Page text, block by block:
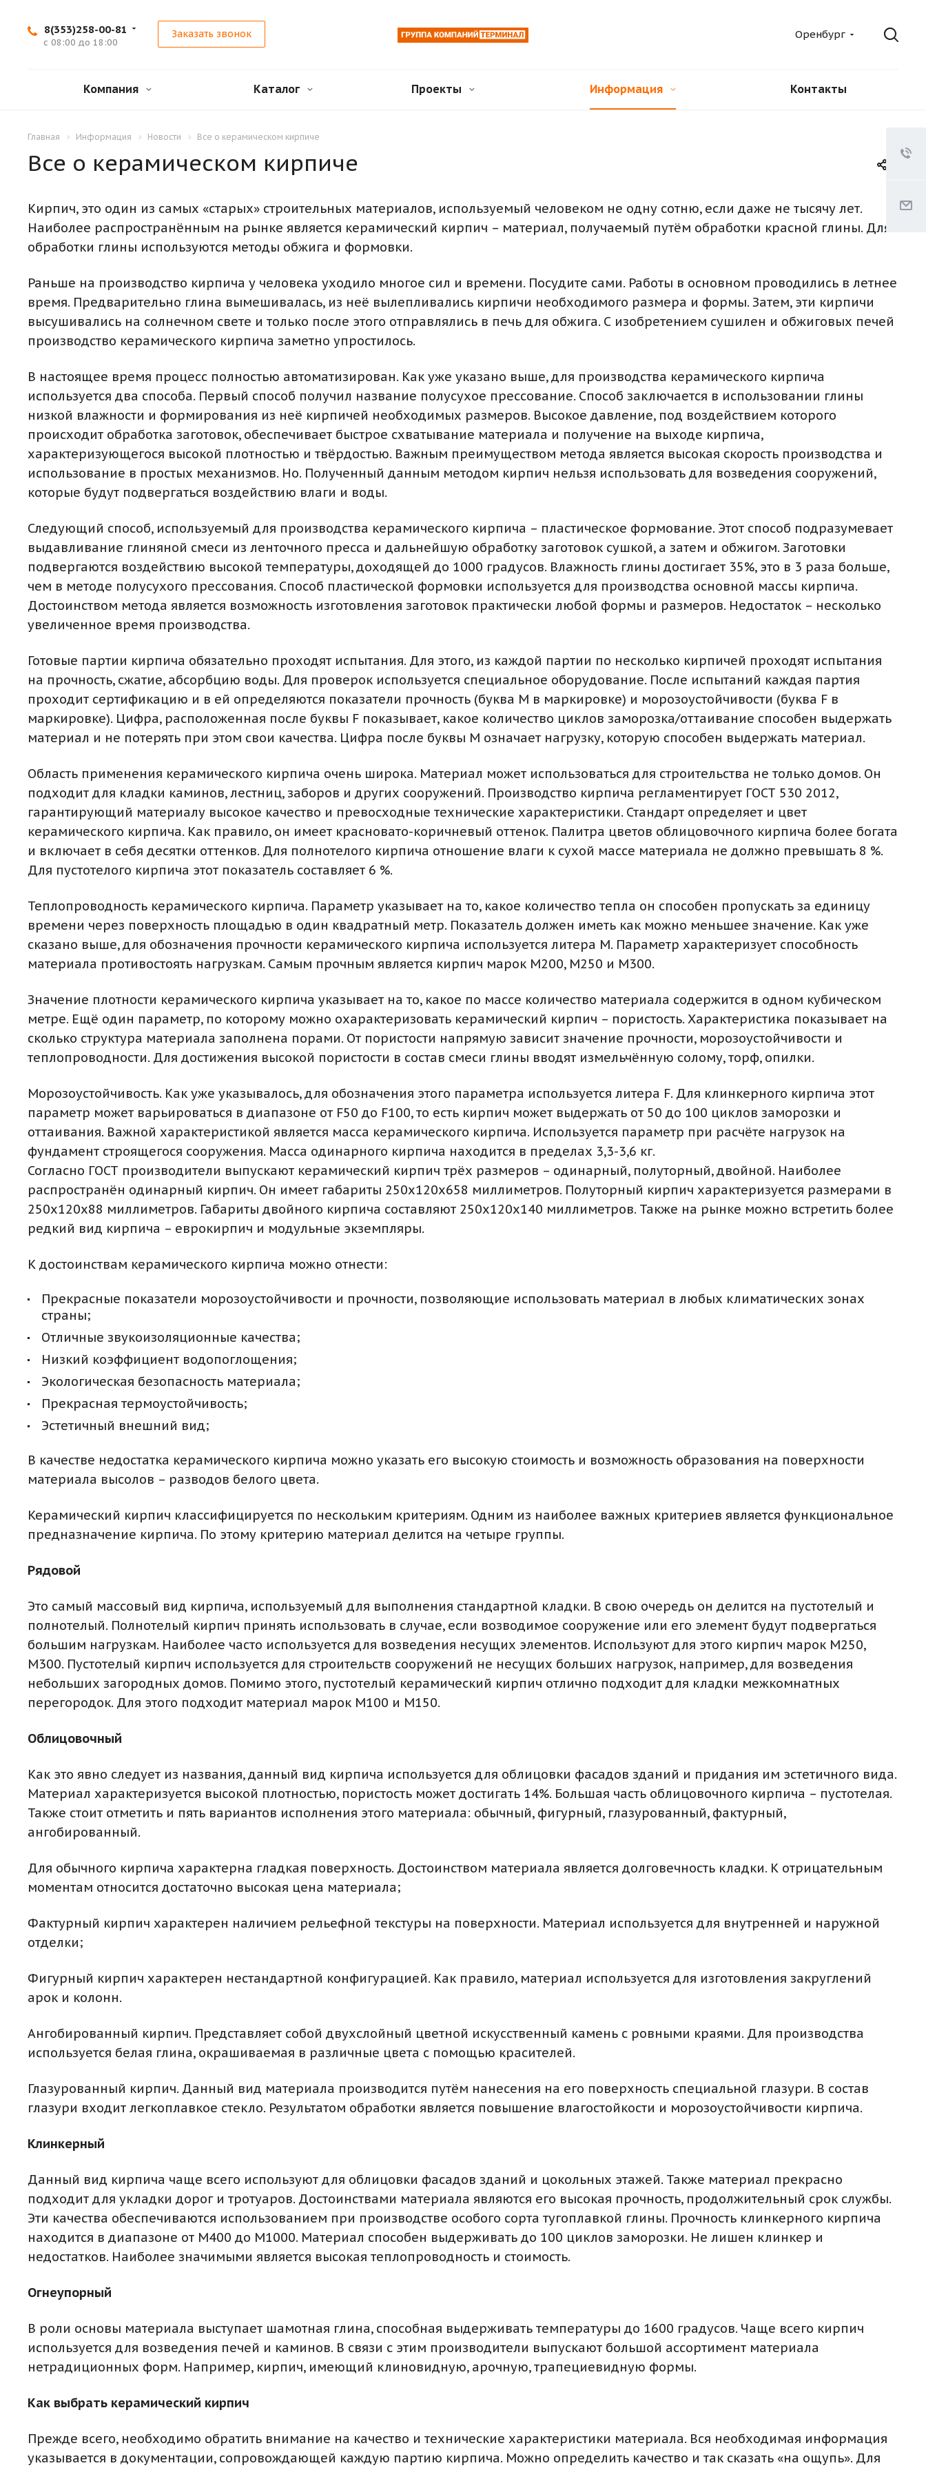
8(353)258-00-81
с 08:00 до 18:00
Заказать звонок Оренбург
Компания Каталог Проекты Информация Контакты
Главная Информация Новости Все о керамическом кирпиче
Все о керамическом кирпиче
Кирпич, это один из самых «старых» строительных материалов, используемый человеком не одну сотню, если даже не тысячу лет.
Наиболее распространённым на рынке является керамический кирпич – материал, получаемый путём обработки красной глины. Для
обработки глины используются методы обжига и формовки.
Раньше на производство кирпича у человека уходило многое сил и времени. Посудите сами. Работы в основном проводились в летнее
время. Предварительно глина вымешивалась, из неё вылепливались кирпичи необходимого размера и формы. Затем, эти кирпичи
высушивались на солнечном свете и только после этого отправлялись в печь для обжига. С изобретением сушилен и обжиговых печей
производство керамического кирпича заметно упростилось.
В настоящее время процесс полностью автоматизирован. Как уже указано выше, для производства керамического кирпича
используется два способа. Первый способ получил название полусухое прессование. Способ заключается в использовании глины
низкой влажности и формирования из неё кирпичей необходимых размеров. Высокое давление, под воздействием которого
происходит обработка заготовок, обеспечивает быстрое схватывание материала и получение на выходе кирпича,
характеризующегося высокой плотностью и твёрдостью. Важным преимуществом метода является высокая скорость производства и
использование в простых механизмов. Но. Полученный данным методом кирпич нельзя использовать для возведения сооружений,
которые будут подвергаться воздействию влаги и воды.
Следующий способ, используемый для производства керамического кирпича – пластическое формование. Этот способ подразумевает
выдавливание глиняной смеси из ленточного пресса и дальнейшую обработку заготовок сушкой, а затем и обжигом. Заготовки
подвергаются воздействию высокой температуры, доходящей до 1000 градусов. Влажность глины достигает 35%, это в 3 раза больше,
чем в методе полусухого прессования. Способ пластической формовки используется для производства основной массы кирпича.
Достоинством метода является возможность изготовления заготовок практически любой формы и размеров. Недостаток – несколько
увеличенное время производства.
Готовые партии кирпича обязательно проходят испытания. Для этого, из каждой партии по несколько кирпичей проходят испытания
на прочность, сжатие, абсорбцию воды. Для проверок используется специальное оборудование. После испытаний каждая партия
проходит сертификацию и в ей определяются показатели прочность (буква М в маркировке) и морозоустойчивости (буква F в
маркировке). Цифра, расположенная после буквы F показывает, какое количество циклов заморозка/оттаивание способен выдержать
материал и не потерять при этом свои качества. Цифра после буквы М означает нагрузку, которую способен выдержать материал.
Область применения керамического кирпича очень широка. Материал может использоваться для строительства не только домов. Он
подходит для кладки каминов, лестниц, заборов и других сооружений. Производство кирпича регламентирует ГОСТ 530 2012,
гарантирующий материалу высокое качество и превосходные технические характеристики. Стандарт определяет и цвет
керамического кирпича. Как правило, он имеет красновато-коричневый оттенок. Палитра цветов облицовочного кирпича более богата
и включает в себя десятки оттенков. Для полнотелого кирпича отношение влаги к сухой массе материала не должно превышать 8 %.
Для пустотелого кирпича этот показатель составляет 6 %.
Теплопроводность керамического кирпича. Параметр указывает на то, какое количество тепла он способен пропускать за единицу
времени через поверхность площадью в один квадратный метр. Показатель должен иметь как можно меньшее значение. Как уже
сказано выше, для обозначения прочности керамического кирпича используется литера М. Параметр характеризует способность
материала противостоять нагрузкам. Самым прочным является кирпич марок М200, М250 и М300.
Значение плотности керамического кирпича указывает на то, какое по массе количество материала содержится в одном кубическом
метре. Ещё один параметр, по которому можно охарактеризовать керамический кирпич – пористость. Характеристика показывает на
сколько структура материала заполнена порами. От пористости напрямую зависит значение прочности, морозоустойчивости и
теплопроводности. Для достижения высокой пористости в состав смеси глины вводят измельчённую солому, торф, опилки.
Морозоустойчивость. Как уже указывалось, для обозначения этого параметра используется литера F. Для клинкерного кирпича этот
параметр может варьироваться в диапазоне от F50 до F100, то есть кирпич может выдержать от 50 до 100 циклов заморозки и
оттаивания. Важной характеристикой является масса керамического кирпича. Используется параметр при расчёте нагрузок на
фундамент строящегося сооружения. Масса одинарного кирпича находится в пределах 3,3-3,6 кг.
Согласно ГОСТ производители выпускают керамический кирпич трёх размеров – одинарный, полуторный, двойной. Наиболее
распространён одинарный кирпич. Он имеет габариты 250х120х658 миллиметров. Полуторный кирпич характеризуется размерами в
250х120х88 миллиметров. Габариты двойного кирпича составляют 250х120х140 миллиметров. Также на рынке можно встретить более
редкий вид кирпича – еврокирпич и модульные экземпляры.
К достоинствам керамического кирпича можно отнести:
Прекрасные показатели морозоустойчивости и прочности, позволяющие использовать материал в любых климатических зонах
страны;
Отличные звукоизоляционные качества;
Низкий коэффициент водопоглощения;
Экологическая безопасность материала;
Прекрасная термоустойчивость;
Эстетичный внешний вид;
В качестве недостатка керамического кирпича можно указать его высокую стоимость и возможность образования на поверхности
материала высолов – разводов белого цвета.
Керамический кирпич классифицируется по нескольким критериям. Одним из наиболее важных критериев является функциональное
предназначение кирпича. По этому критерию материал делится на четыре группы.
Рядовой
Это самый массовый вид кирпича, используемый для выполнения стандартной кладки. В свою очередь он делится на пустотелый и
полнотелый. Полнотелый кирпич принять использовать в случае, если возводимое сооружение или его элемент будут подвергаться
большим нагрузкам. Наиболее часто используется для возведения несущих элементов. Используют для этого кирпич марок М250,
М300. Пустотелый кирпич используется для строительств сооружений не несущих больших нагрузок, например, для возведения
небольших загородных домов. Помимо этого, пустотелый керамический кирпич отлично подходит для кладки межкомнатных
перегородок. Для этого подходит материал марок М100 и М150.
Облицовочный
Как это явно следует из названия, данный вид кирпича используется для облицовки фасадов зданий и придания им эстетичного вида.
Материал характеризуется высокой плотностью, пористость может достигать 14%. Большая часть облицовочного кирпича – пустотелая.
Также стоит отметить и пять вариантов исполнения этого материала: обычный, фигурный, глазурованный, фактурный,
ангобированный.
Для обычного кирпича характерна гладкая поверхность. Достоинством материала является долговечность кладки. К отрицательным
моментам относится достаточно высокая цена материала;
Фактурный кирпич характерен наличием рельефной текстуры на поверхности. Материал используется для внутренней и наружной
отделки;
Фигурный кирпич характерен нестандартной конфигурацией. Как правило, материал используется для изготовления закруглений
арок и колонн.
Ангобированный кирпич. Представляет собой двухслойный цветной искусственный камень с ровными краями. Для производства
используется белая глина, окрашиваемая в различные цвета с помощью красителей.
Глазурованный кирпич. Данный вид материала производится путём нанесения на его поверхность специальной глазури. В состав
глазури входит легкоплавкое стекло. Результатом обработки является повышение влагостойкости и морозоустойчивости кирпича.
Клинкерный
Данный вид кирпича чаще всего используют для облицовки фасадов зданий и цокольных этажей. Также материал прекрасно
подходит для укладки дорог и тротуаров. Достоинствами материала являются его высокая прочность, продолжительный срок службы.
Эти качества обеспечиваются использованием при производстве особого сорта тугоплавкой глины. Прочность клинкерного кирпича
находится в диапазоне от М400 до М1000. Материал способен выдерживать до 100 циклов заморозки. Не лишен клинкер и
недостатков. Наиболее значимыми является высокая теплопроводность и стоимость.
Огнеупорный
В роли основы материала выступает шамотная глина, способная выдерживать температуры до 1600 градусов. Чаще всего кирпич
используется для возведения печей и каминов. В связи с этим производители выпускают большой ассортимент материала
нетрадиционных форм. Например, кирпич, имеющий клиновидную, арочную, трапециевидную формы.
Как выбрать керамический кирпич
Прежде всего, необходимо обратить внимание на качество и технические характеристики материала. Вся необходимая информация
указывается в документации, сопровождающей каждую партию кирпича. Можно определить качество и так сказать «на ощупь». Для